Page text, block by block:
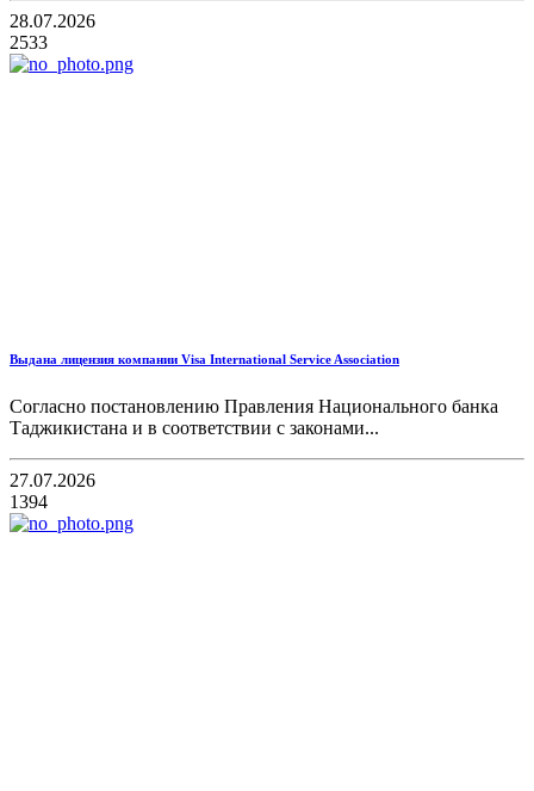
28.07.2026
2533
Выдана лицензия компании Visa International Service Association
Согласно постановлению Правления Национального банка
Таджикистана и в соответствии с законами...
27.07.2026
1394